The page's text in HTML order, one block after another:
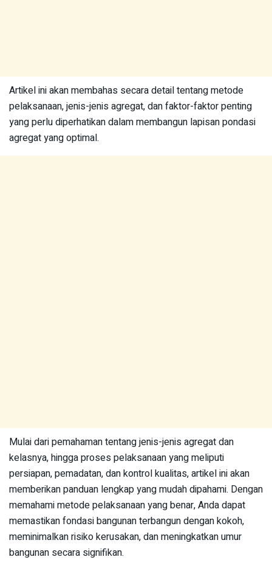
Artikel ini akan membahas secara detail tentang metode
pelaksanaan, jenis-jenis agregat, dan faktor-faktor penting
yang perlu diperhatikan dalam membangun lapisan pondasi
agregat yang optimal.
Mulai dari pemahaman tentang jenis-jenis agregat dan
kelasnya, hingga proses pelaksanaan yang meliputi
persiapan, pemadatan, dan kontrol kualitas, artikel ini akan
memberikan panduan lengkap yang mudah dipahami. Dengan
memahami metode pelaksanaan yang benar, Anda dapat
memastikan fondasi bangunan terbangun dengan kokoh,
meminimalkan risiko kerusakan, dan meningkatkan umur
bangunan secara signifikan.